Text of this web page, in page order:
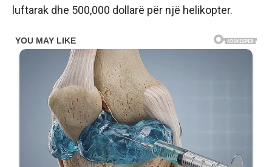
luftarak dhe 500,000 dollarë për një helikopter.